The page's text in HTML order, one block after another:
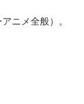
ニメ全般）。